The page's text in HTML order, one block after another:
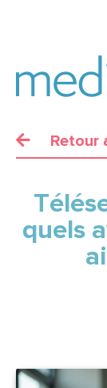
Retour
quels
SOCIÉTÉ
SERVICES